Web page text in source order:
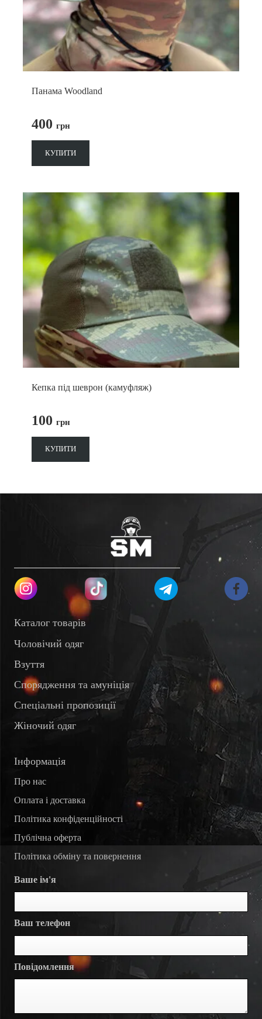
Панама Woodland
400 грн
КУПИТИ
Кепка під шеврон (камуфляж)
100 грн
КУПИТИ
Каталог товарів
Чоловічий одяг
Взуття
Спорядження та амуніція
Спеціальні пропозиції
Жіночий одяг
Інформація
Про нас
Оплата і доставка
Політика конфіденційності
Публічна оферта
Політика обміну та повернення
Ваше ім'я
Ваш телефон
Повідомлення